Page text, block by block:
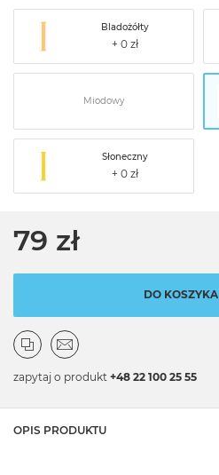
Bladożółty
Miodowy
Słoneczny
79 zł
DO KOSZYKA
zapytaj o produkt +48 22 100 25 55
OPIS PRODUKTU